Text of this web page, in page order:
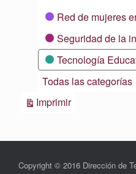
Red de mujeres
Seguridad de la
Tecnología
Todas las categorías
ImprimirVistas
Copyright © 2016 Dirección de